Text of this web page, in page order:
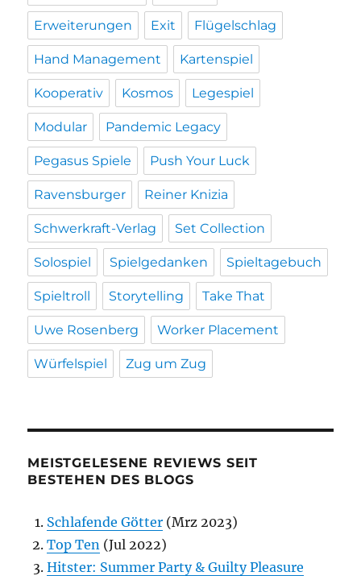
Erweiterungen Exit Flügelschlag
Hand Management Kartenspiel
Kooperativ Kosmos Legespiel
Modular Pandemic Legacy
Pegasus Spiele Push Your Luck
Ravensburger Reiner Knizia
Schwerkraft-Verlag Set Collection
Solospiel Spielgedanken Spieltagebuch
Spieltroll Storytelling Take That
Uwe Rosenberg Worker Placement
Würfelspiel Zug um Zug
MEISTGELESENE REVIEWS SEIT
BESTEHEN DES BLOGS
Schlafende Götter (Mrz 2023)
Top Ten (Jul 2022)
Hitster: Summer Party & Guilty Pleasure